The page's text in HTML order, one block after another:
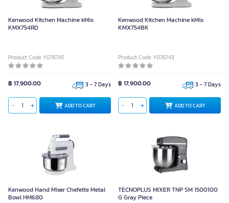
Kenwood Kitchen Machine kMix
KMX754RD
Product Code Y076745
฿ 17,900.00 3 - 7 Days
ADD TO CART
Kenwood Kitchen Machine kMix
KMX754BK
Product Code Y076743
฿ 17,900.00 3 - 7 Days
ADD TO CART
Kenwood Hand Mixer Chefette Metal
Bowl HM680
TECNOPLUS MIXER TNP SM 1500100
G Gray Piece